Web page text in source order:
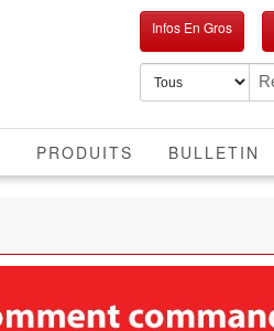
Infos En Gros
PRODUITS BULLETIN